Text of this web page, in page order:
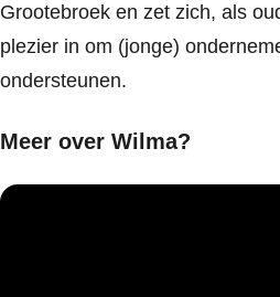
Grootebroek en zet zich, als
plezier in om (jonge)
ondersteunen.
Meer over Wilma?